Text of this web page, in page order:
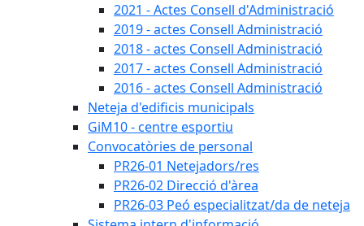
2021 - Actes Consell d'Administració
2019 - actes Consell Administració
2018 - actes Consell Administració
2017 - actes Consell Administració
2016 - actes Consell Administració
Neteja d'edificis municipals
GiM10 - centre esportiu
Convocatòries de personal
PR26-01 Netejadors/res
PR26-02 Direcció d'àrea
PR26-03 Peó especialitzat/da de neteja